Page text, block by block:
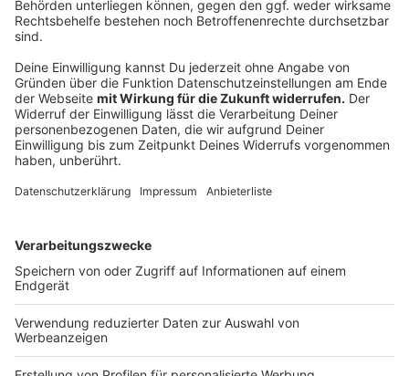
Schulen
Anzeige
Da kommt es stark darauf an, ob es sich um eine
Grund- oder eine weiterführende Schule handelt. An
den Grundschulen werden mit Hilfe von Pooltestungen
aktuell zweimal die Woche schon PCR-Tests
durchgeführt. Jetzt heißt es, dass an den Schulen im
die höherwertigen PCR-Tests verwendet werden. An
den Weiterführenden Schulen werden bisher nur die
Schnelltests verwendet. Und da wird es so sein, dass
bei einem positiven Fall in der Klasse nicht alle
automatisch in Quarantäne müssen, aber es wird